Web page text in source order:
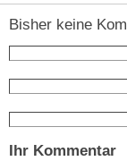
Bisher keine
Ihr Kommentar